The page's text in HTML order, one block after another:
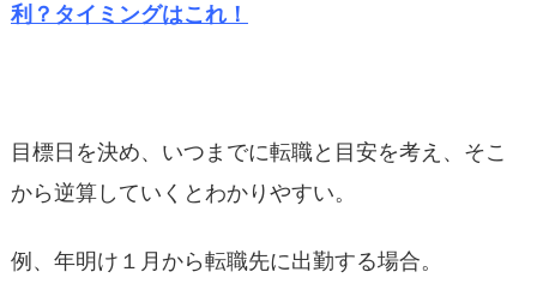
利？タイミングはこれ！
目標日を決め、 いつまでに転職と目安を考え、 そこ
から逆算していくとわかりやすい。
例、年明け１月から転職先に出勤する場合。